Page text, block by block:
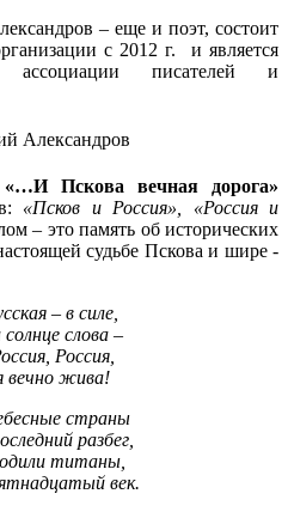
– еще и поэт, состоит
с 2012 г. и является
ассоциации писателей и
«…И Пскова вечная дорога»
«Псков и Россия», «Россия и
– это память об исторических
судьбе Пскова и шире -
– в силе,
слова –
Россия,
вечно жива!
страны
разбег,
титаны,
век.